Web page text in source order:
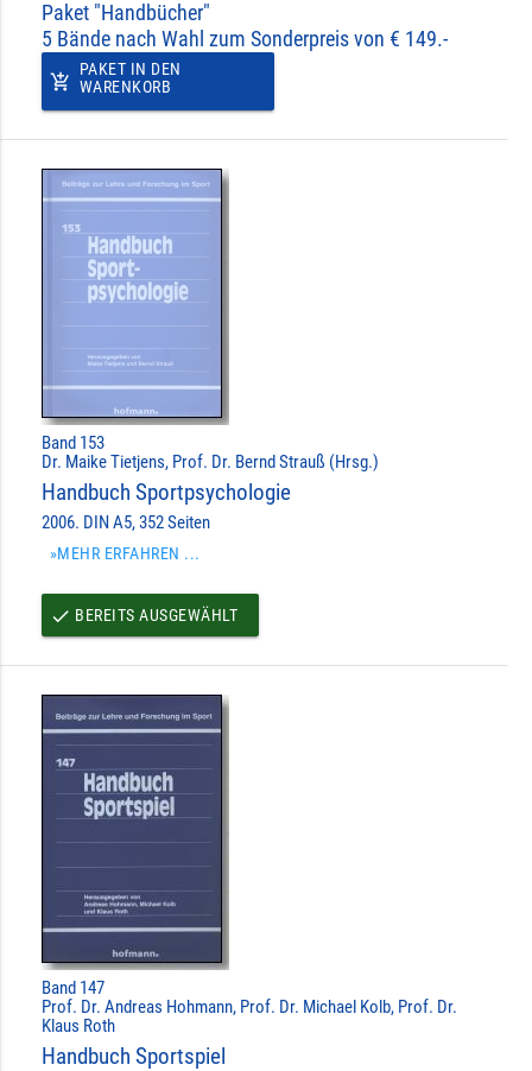
Paket "Handbücher"
5 Bände nach Wahl zum Sonderpreis von € 149.-
add_shopping_cart
PAKET IN DEN
WARENKORB
Band 153
Dr. Maike Tietjens, Prof. Dr. Bernd Strauß (Hrsg.)
Handbuch Sportpsychologie
2006. DIN A5, 352 Seiten
»MEHR ERFAHREN ...
done BEREITS AUSGEWÄHLT
Band 147
Prof. Dr. Andreas Hohmann, Prof. Dr. Michael Kolb, Prof. Dr.
Klaus Roth
Handbuch Sportspiel